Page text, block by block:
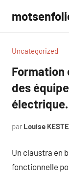
contenu
Uncategorized
Formation
des
électrique.
par Louise
Un claustra en
fonctionnelle